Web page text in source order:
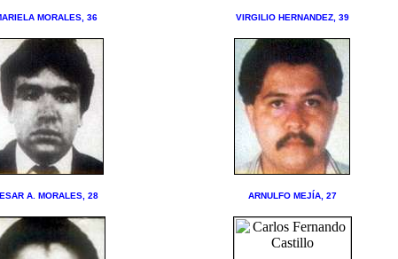
MORALES, 36 VIRGILIO HERNANDEZ, 39
A. MORALES, 28 ARNULFO MEJÍA, 27